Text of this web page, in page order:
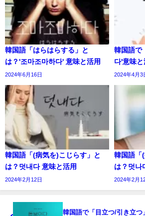
韓国語「はらはらする」と
は？'조마조마하다' 意味と活用
2024年6月16日
韓国語で
다'意味
2024年4月3
韓国語「(病気を)こじらす」と
は？덧내다 意味と活用
2024年2月12日
韓国語「
は？덧나
2024年2月
韓国語で「目立つ/引き立つ